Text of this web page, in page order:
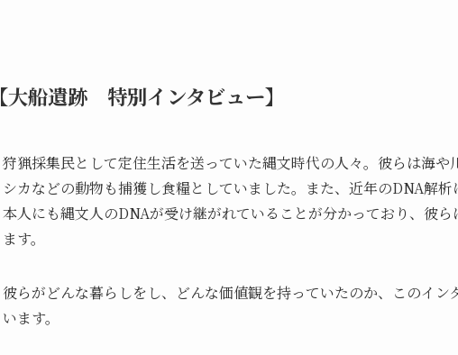
【大船遺跡 特別インタビュー】
狩猟採集民として定住生活を送っていた縄文時代の人々。彼らは海
シカなどの動物も捕獲し食糧としていました。また、近年のDNA解
本人にも縄文人のDNAが受け継がれていることが分かっており、彼
ます。
彼らがどんな暮らしをし、どんな価値観を持っていたのか、このイ
います。